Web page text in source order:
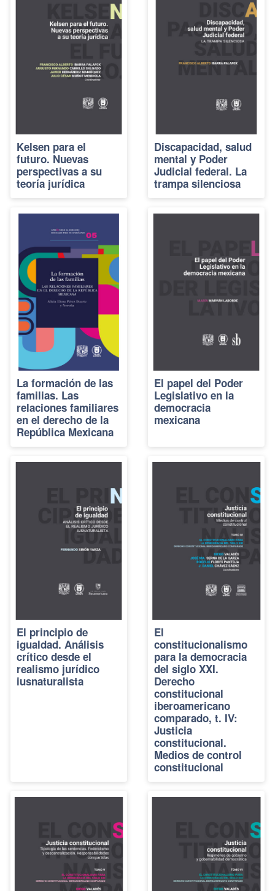
Kelsen para el
futuro. Nuevas
perspectivas a su
teoría jurídica
Discapacidad, salud
mental y Poder
Judicial federal. La
trampa silenciosa
La formación de las
familias. Las
relaciones familiares
en el derecho de la
República Mexicana
El papel del Poder
Legislativo en la
democracia
mexicana
El principio de
igualdad. Análisis
crítico desde el
realismo jurídico
iusnaturalista
El
constitucionalismo
para la democracia
del siglo XXI.
Derecho
constitucional
iberoamericano
comparado, t. IV:
Justicia
constitucional.
Medios de control
constitucional